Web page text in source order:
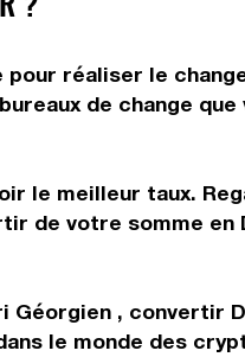
pour réaliser le
de change
le meilleur taux.
de votre somme en
Géorgien , convertir
le monde des